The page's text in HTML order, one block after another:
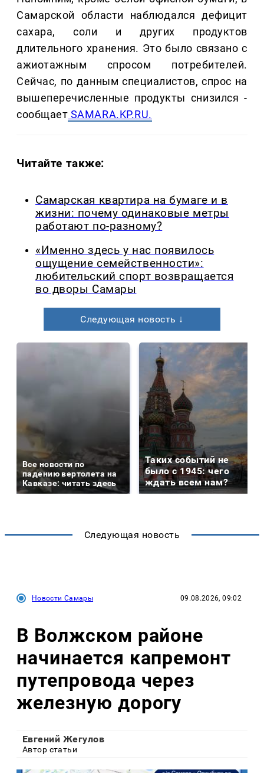
Самарской области наблюдался дефицит
сахара, соли и других продуктов
длительного хранения. Это было связано с
ажиотажным спросом потребителей.
Сейчас, по данным специалистов, спрос на
вышеперечисленные продукты снизился -
сообщает SAMARA.KP.RU.
Читайте также:
Самарская квартира на бумаге и в
жизни: почему одинаковые метры
работают по-разному?
«Именно здесь у нас появилось
ощущение семейственности»:
любительский спорт возвращается
во дворы Самары
Следующая новость ↓
Все новости по
падению вертолета на
Кавказе: читать здесь
Таких событий не
было с 1945: чего
ждать всем нам?
Следующая новость
Новости Самары 09.08.2026, 09:02
В Волжском районе
начинается капремонт
путепровода через
железную дорогу
Евгений Жегулов
Автор статьи